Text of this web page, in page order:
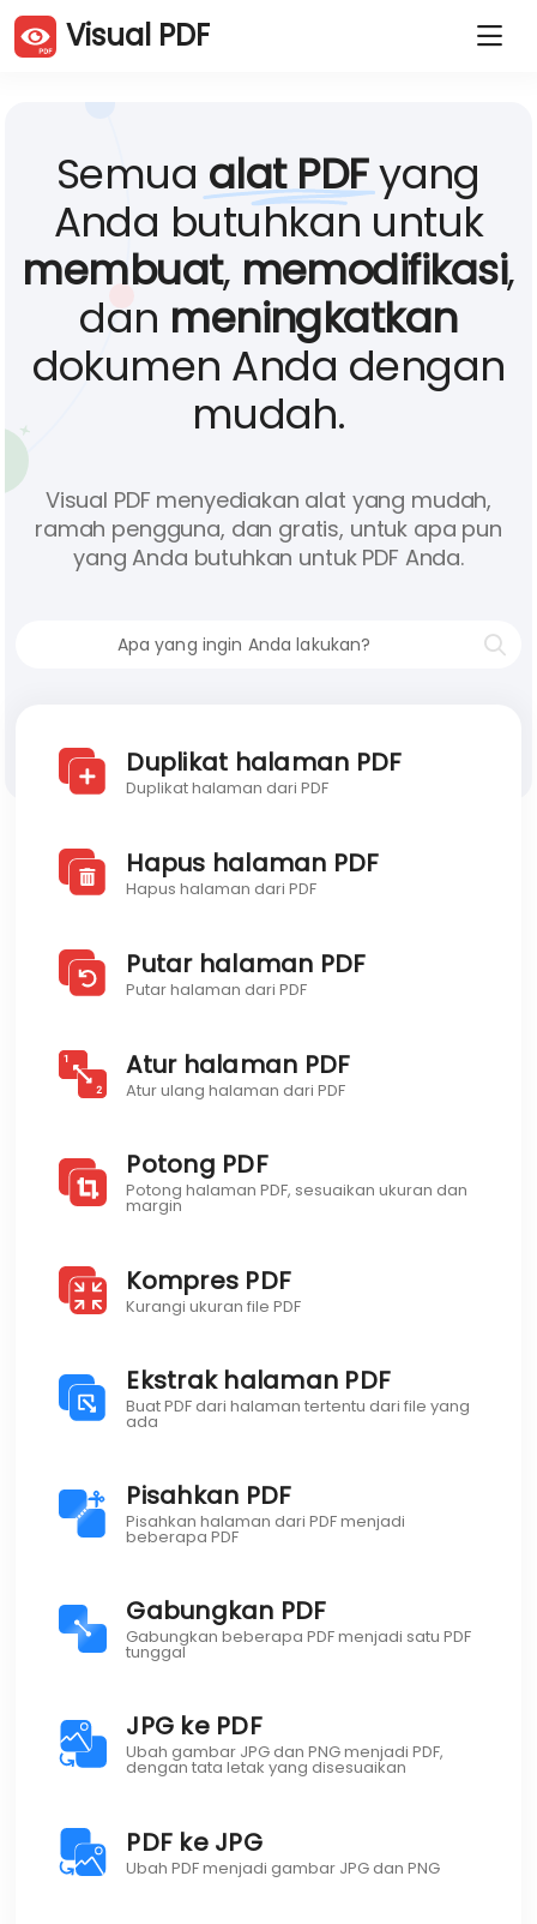
Visual PDF
Ekstrak halaman PDF
Pisahkan PDF
JPG ke PDF
PDF ke JPG
Website ke PDF
Word ke PDF
Excel ke PDF
Lindungi PDF
Buka kunci PDF
Tambahkan watermark
API Pengembang
Semua alat PDFyang
Anda butuhkan untuk
membuat, memodifikasi,
dan meningkatkan
dokumen Anda dengan
mudah.
Visual PDF menyediakan alat yang mudah,
ramah pengguna, dan gratis, untuk apa pun
yang Anda butuhkan untuk PDF Anda.
Duplikat halaman PDF
Duplikat halaman dari PDF
Hapus halaman PDF
Hapus halaman dari PDF
Putar halaman PDF
Putar halaman dari PDF
Atur halaman PDF
Atur ulang halaman dari PDF
Potong PDF
Potong halaman PDF, sesuaikan ukuran dan
margin
Kompres PDF
Kurangi ukuran file PDF
Ekstrak halaman PDF
Buat PDF dari halaman tertentu dari file yang
ada
Pisahkan PDF
Pisahkan halaman dari PDF menjadi
beberapa PDF
Gabungkan PDF
Gabungkan beberapa PDF menjadi satu PDF
tunggal
JPG ke PDF
Ubah gambar JPG dan PNG menjadi PDF,
dengan tata letak yang disesuaikan
PDF ke JPG
Ubah PDF menjadi gambar JPG dan PNG